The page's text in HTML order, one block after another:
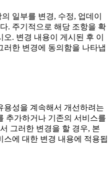
일부를 변경, 수정, 업데이
. 주기적으로 해당 조항을 확
. 변경 내용이 게시된 후 이
러한 변경에 동의함을 나타냅
용성을 계속해서 개선하려는
추가하거나 기존의 서비스를
그러한 변경을 할 경우, 본
에 대한 변경 내용에 적용됩